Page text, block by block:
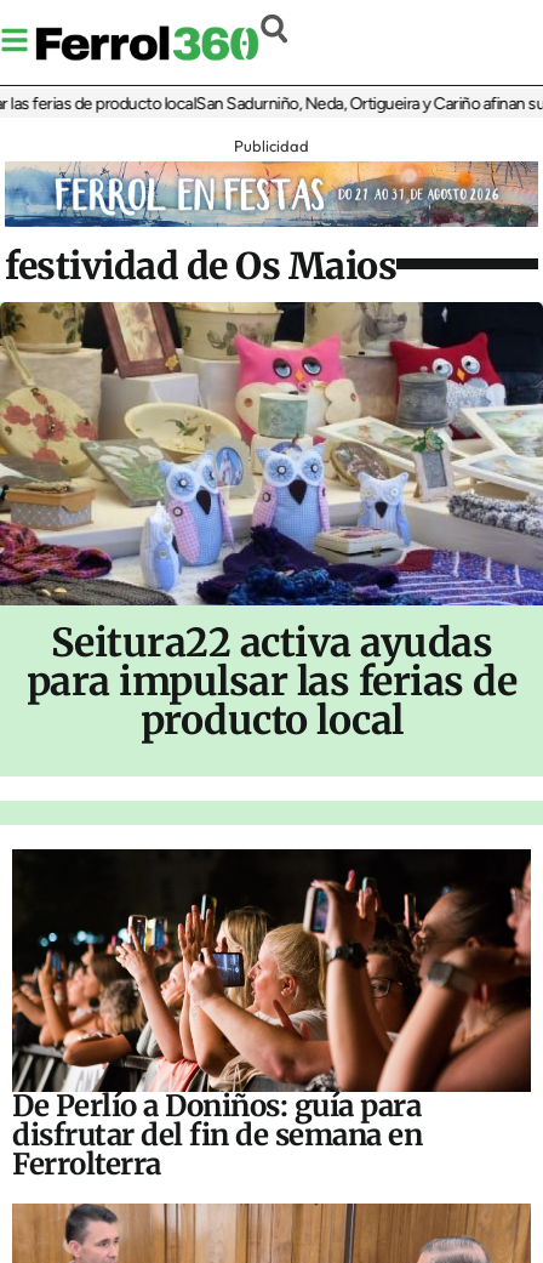
de producto localSan Sadurniño, Neda, Ortigueira y Cariño afinan sus
Publicidad
festividad de Os Maios
Seitura22 activa ayudas
para impulsar las ferias de
producto local
De Perlío a Doniños: guía para
disfrutar del fin de semana en
Ferrolterra